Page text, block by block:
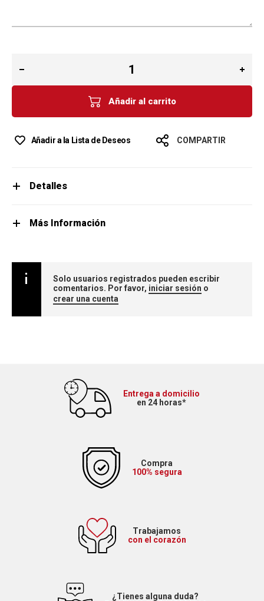
Añadir al carrito
Añadir a la Lista de Deseos COMPARTIR
Detalles
Más Información
Solo usuarios registrados pueden escribir
comentarios. Por favor, iniciar sesión o
crear una cuenta
Entrega a domicilio
en 24 horas*
Compra
100% segura
Trabajamos
con el corazón
¿Tienes alguna duda?